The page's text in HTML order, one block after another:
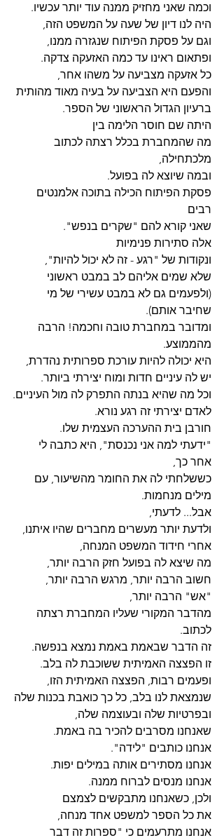
וכמה שאני מחזיק ממנה עוד יותר עכשיו.
היה לנו דיון של שעה על המשפט הזה,
וגם על פסקת הפיתוח שנגזרה ממנו,
ופתאום ראינו עד כמה האזעקה צדקה.
כל אזעקה מצביעה על משהו אחר,
והפעם היא הצביעה על בעיה מאוד מהותית
ברעיון הגדול הראשוני של הספר.
היתה שם חוסר הלימה בין
מה שהמחברת בכלל רצתה לכתוב
מלכתחילה,
ובמה שיוצא לה בפועל.
פסקת הפיתוח הכילה בתוכה אלמנטים
רבים
שאני קורא להם "שקרים בנפש".
אלה סתירות פנימיות
ונקודות של "רגע - זה לא יכול להיות",
שלא שמים אליהם לב במבט ראשוני
(ולפעמים גם לא במבט עשירי של מי
שחיבר אותם).
ומדובר במחברת טובה וחכמה! הרבה
מהממוצע.
היא יכולה להיות עורכת ספרותית נהדרת,
יש לה עיניים חדות ומוח יצירתי ביותר.
וכל מה שהיא בנתה התפרק לה מול העיניים.
לאדם יצירתי זה רגע נורא.
חורבן בית ההערכה העצמית שלו.
"ידעתי למה אני נכנסת", היא כתבה לי
אחר כך,
כששלחתי לה את החומר מהשיעור, עם
מילים מנחמות.
אבל... לדעתי,
ולדעת יותר מעשרים מחברים שהיו איתנו,
אחרי חידוד המשפט המנחה,
מה שיצא לה בפועל חזק הרבה יותר,
חשוב הרבה יותר, מרגש הרבה יותר,
"אש" הרבה יותר,
מהדבר המקורי שעליו המחברת רצתה
לכתוב.
זה הדבר שבאמת באמת נמצא בנפשה.
זו הפצצה האמיתית ששוכבת לה בלב.
ופעמים רבות, הפצצה האמיתית הזו,
שנמצאת לנו בלב, כל כך כואבת בכנות שלה
ובפרטיות שלה ובעוצמה שלה,
שאנחנו מסרבים להכיר בה באמת.
אנחנו כותבים "לידה".
אנחנו מסתירים אותה במילים יפות.
אנחנו מנסים לברוח ממנה.
ולכן, כשאנחנו מתבקשים לצמצם
את כל הספר למשפט אחד מנחה,
אנחנו מתרעמים כי "ספרות זה דבר